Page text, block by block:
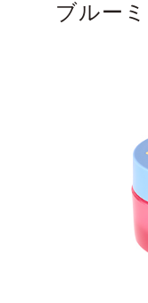
ブルー